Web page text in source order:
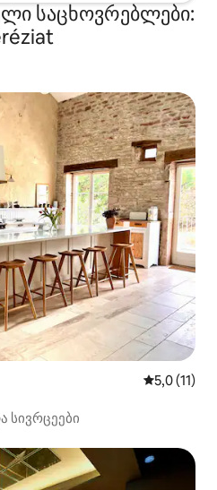
საცხოვრებლები:
საშუალო
5,0 (11)
სივრცეები